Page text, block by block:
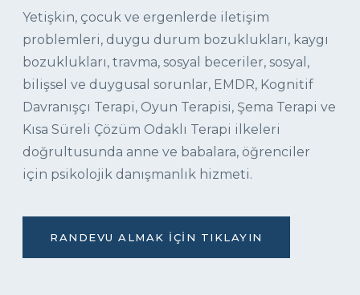
Yetişkin, çocuk ve ergenlerde iletişim
problemleri, duygu durum bozuklukları, kaygı
bozuklukları, travma, sosyal beceriler, sosyal,
bilişsel ve duygusal sorunlar, EMDR, Kognitif
Davranışçı Terapi, Oyun Terapisi, Şema Terapi ve
Kısa Süreli Çözüm Odaklı Terapi ilkeleri
doğrultusunda anne ve babalara, öğrenciler
için psikolojik danışmanlık hizmeti.
RANDEVU ALMAK İÇIN TIKLAYIN